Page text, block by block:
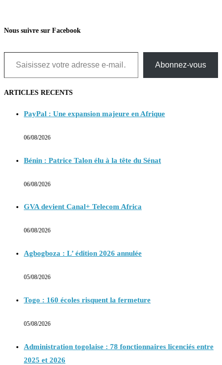
Nous suivre sur Facebook
Saisissez votre adresse e-mail…
Abonnez-vous
ARTICLES RECENTS
PayPal : Une expansion majeure en Afrique
06/08/2026
Bénin : Patrice Talon élu à la tête du Sénat
06/08/2026
GVA devient Canal+ Telecom Africa
06/08/2026
Agbogboza : L’ édition 2026 annulée
05/08/2026
Togo : 160 écoles risquent la fermeture
05/08/2026
Administration togolaise : 78 fonctionnaires licenciés entre
2025 et 2026